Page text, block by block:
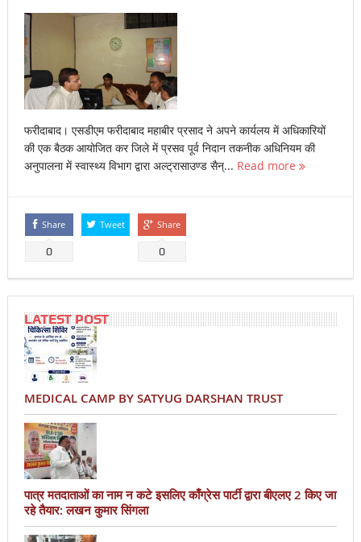
फरीदाबाद। एसडीएम फरीदाबाद महाबीर प्रसाद ने अपने कार्यलय में अधिकारियों
की एक बैठक आयोजित कर जिले में प्रसव पूर्व निदान तकनीक अधिनियम की
अनुपालना में स्वास्थ्य विभाग द्वारा अल्ट्रासाउण्ड सैन्... Read more
Share
0
Tweet Share
0
LATEST POST
MEDICAL CAMP BY SATYUG DARSHAN TRUST
पात्र मतदाताओं का नाम न कटे इसलिए काँग्रेस पार्टी द्वारा बीएलए 2 किए जा
रहे तैयार: लखन कुमार सिंगला